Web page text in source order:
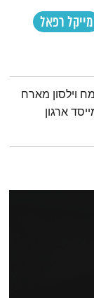
מייקל רפאל
וילסון מארח
ארגון